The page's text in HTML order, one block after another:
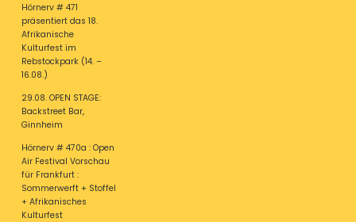
Hörnerv # 471
präsentiert das 18.
Afrikanische
Kulturfest im
Rebstockpark (14. –
16.08.)
29.08. OPEN STAGE:
Backstreet Bar,
Ginnheim
Hörnerv # 470a : Open
Air Festival Vorschau
für Frankfurt :
Sommerwerft + Stoffel
+ Afrikanisches
Kulturfest